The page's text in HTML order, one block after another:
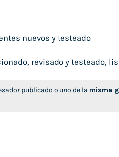
nuevos y testeado
revisado y testeado,
publicado o uno de la misma